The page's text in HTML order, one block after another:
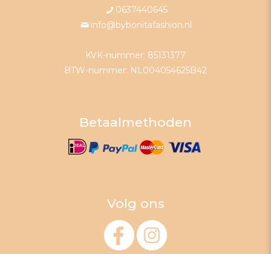
0637440645
info@bybonitafashion.nl
KVK-nummer: 85131377
BTW-nummer: NL004054625B42
Betaalmethoden
Volg ons